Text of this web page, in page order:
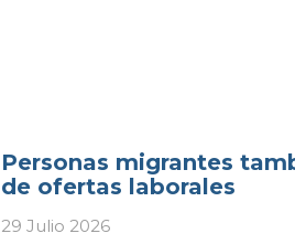
Personas migrantes
de ofertas laborales
29 Julio 2026